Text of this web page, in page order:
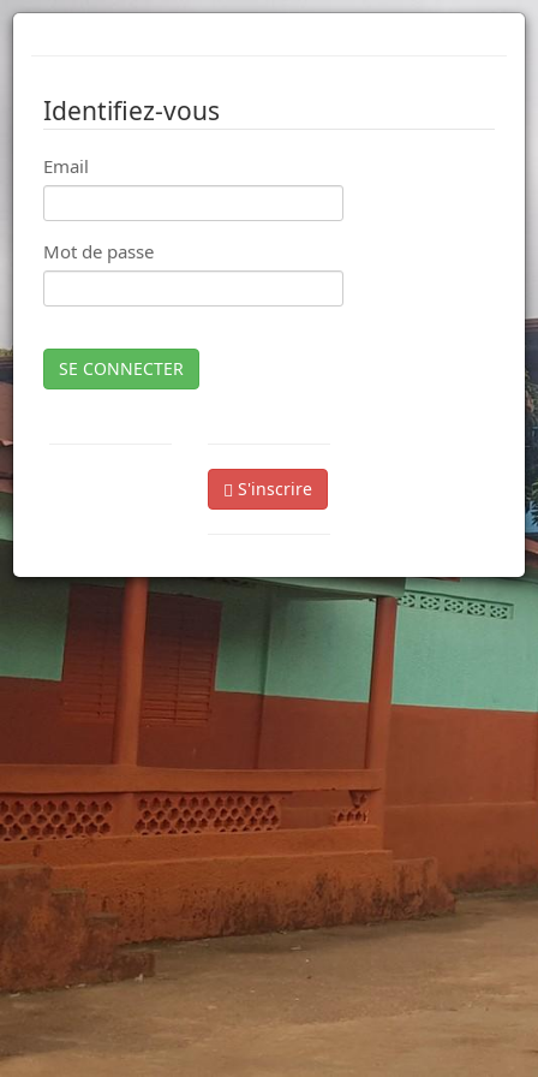
Identifiez-vous
Email
Mot de passe
SE CONNECTER
S'inscrire